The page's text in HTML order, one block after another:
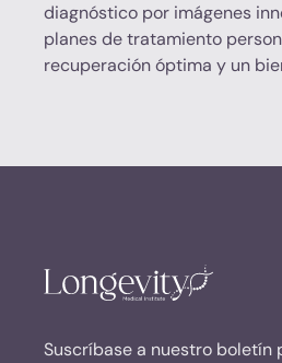
diagnóstico por imágenes
planes de tratamiento
recuperación óptima y un
Suscríbase a nuestro boletín